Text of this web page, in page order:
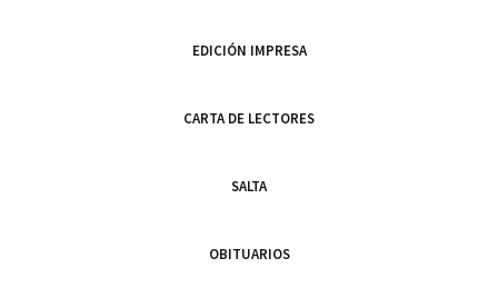
EDICIÓN IMPRESA
CARTA DE LECTORES
SALTA
OBITUARIOS